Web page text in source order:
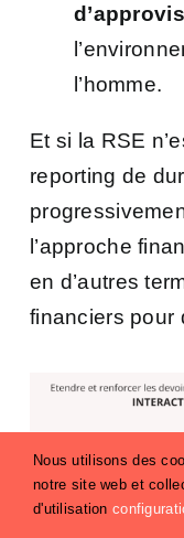
l’homme.
Et si la RSE
reporting de
l’approche
en d’autres
financiers pour
Nous utilisons des
notre site web et
d'utilisation